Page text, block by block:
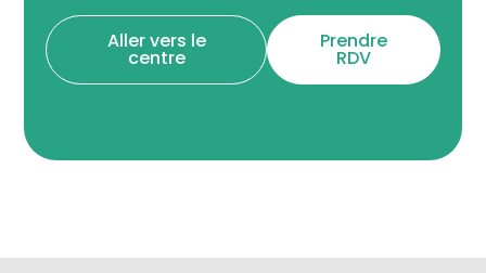
Aller vers le
centre
Prendre
RDV